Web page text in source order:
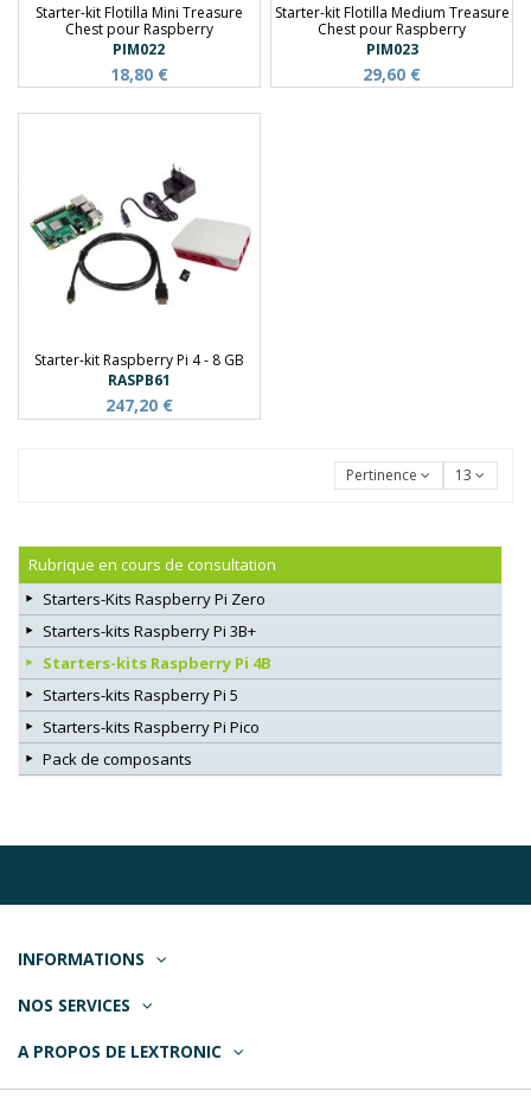
Starter-kit Flotilla Mini Treasure
Chest pour Raspberry
PIM022
18,80 €
Starter-kit Flotilla Medium Treasure
Chest pour Raspberry
PIM023
29,60 €
Starter-kit Raspberry Pi 4 - 8 GB
RASPB61
247,20 €
Pertinence 13
Rubrique en cours de consultation
Starters-Kits Raspberry Pi Zero
Starters-kits Raspberry Pi 3B+
Starters-kits Raspberry Pi 4B
Starters-kits Raspberry Pi 5
Starters-kits Raspberry Pi Pico
Pack de composants
INFORMATIONS
NOS SERVICES
A PROPOS DE LEXTRONIC